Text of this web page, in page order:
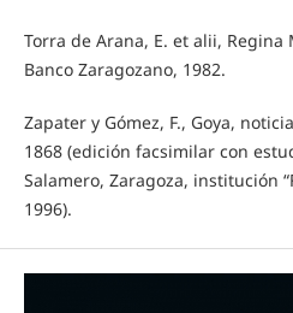
Torra de Arana, E. et alii, Regina
Banco Zaragozano, 1982.
Zapater y Gómez, F., Goya,
1868 (edición facsimilar con
Salamero, Zaragoza, institución
1996).